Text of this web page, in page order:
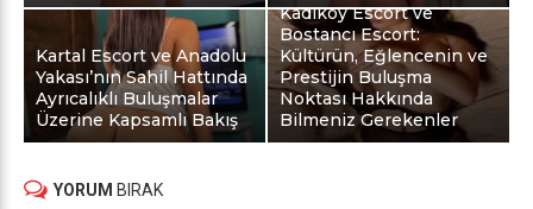
Kartal Escort ve Anadolu
Yakası’nın Sahil Hattında
Ayrıcalıklı Buluşmalar
Üzerine Kapsamlı Bakış
Kadıköy Escort ve
Bostancı Escort:
Kültürün, Eğlencenin ve
Prestijin Buluşma
Noktası Hakkında
Bilmeniz Gerekenler
YORUM BIRAK